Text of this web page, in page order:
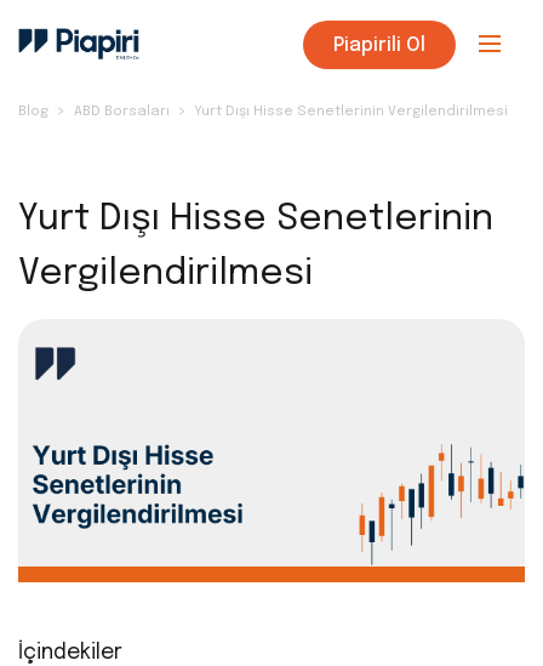
Piapirili Ol
Blog ABD Borsaları Yurt Dışı Hisse Senetlerinin Vergilendirilmesi
Yurt Dışı Hisse Senetlerinin
Vergilendirilmesi
İçindekiler